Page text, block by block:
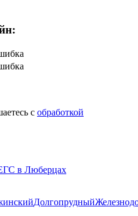
с обработкой
в Люберцах
Долгопрудный